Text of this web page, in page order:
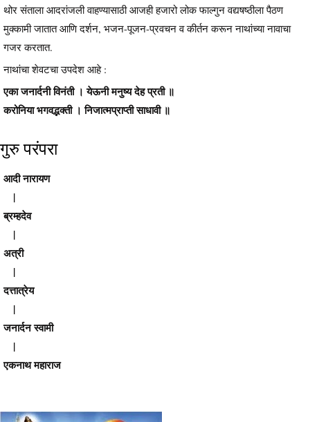
थोर संताला आदरांजली वाहण्यासाठी आजही हजारो लोक फाल्गुन वद्यषष्ठीला पैठण
मुक्कामी जातात आणि दर्शन, भजन-पूजन-प्रवचन व कीर्तन करून नाथांच्या नावाचा
गजर करतात.
नाथांचा शेवटचा उपदेश आहे :
एका जनार्दनी विनंती । येऊनी मनुष्य देह प्रती ॥
करोनिया भगवद्भक्ती । निजात्मप्राप्ती साधावी ॥
गुरु परंपरा
आदी नारायण
|
ब्रम्हदेव
|
अत्री
|
दत्तात्रेय
|
जनार्दन स्वामी
|
एकनाथ महाराज